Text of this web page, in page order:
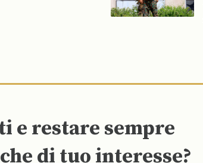
e restare sempre
di tuo interesse?